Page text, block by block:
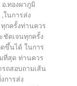
.ทองผาภูมิ
ในการส่ง
กครั้งท่านควร
ชัดเจนทุกครั้ง
ขึ้นได้ ในการ
ที่สุด ท่านควร
รถสอบถามเส้น
การส่ง